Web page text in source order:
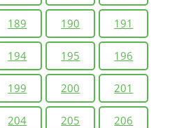
189 190 191
194 195 196
199 200 201
204 205 206